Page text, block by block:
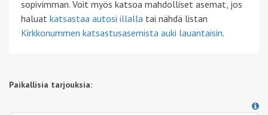
sopivimman. Voit myös katsoa mahdolliset asemat, jos
haluat katsastaa autosi illalla tai nähdä listan
Kirkkonummen katsastusasemista auki lauantaisin.
Paikallisia tarjouksia: